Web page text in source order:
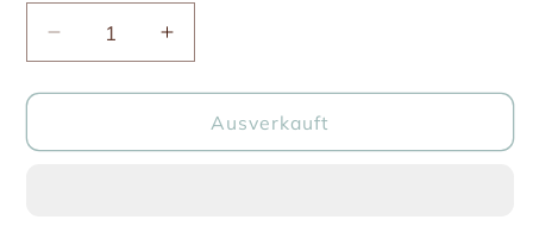
Verringere
die
Menge
Quitten
Erhöhe
die
Menge
Quitten
Ausverkauft